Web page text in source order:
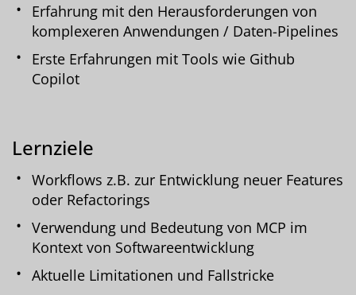
Erfahrung mit den Herausforderungen von
komplexeren Anwendungen / Daten-Pipelines
Erste Erfahrungen mit Tools wie Github
Copilot
Lernziele
Workflows z.B. zur Entwicklung neuer Features
oder Refactorings
Verwendung und Bedeutung von MCP im
Kontext von Softwareentwicklung
Aktuelle Limitationen und Fallstricke